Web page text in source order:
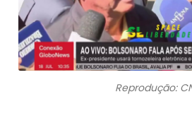
Reprodução: